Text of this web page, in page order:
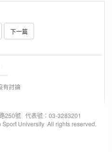
下一篇
有討論
250號 代表號：03-3283201
University All rights reserved.